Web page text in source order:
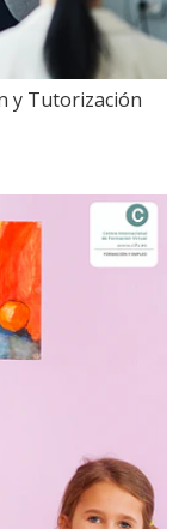
y Tutorización